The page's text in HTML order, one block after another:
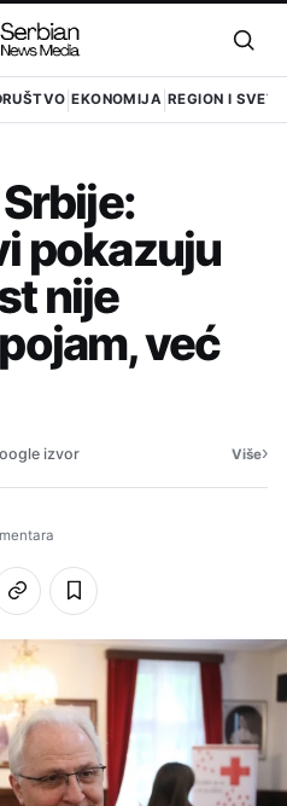
EKONOMIJA REGION I SVET
pokazuju
nije
već
izvor Više›